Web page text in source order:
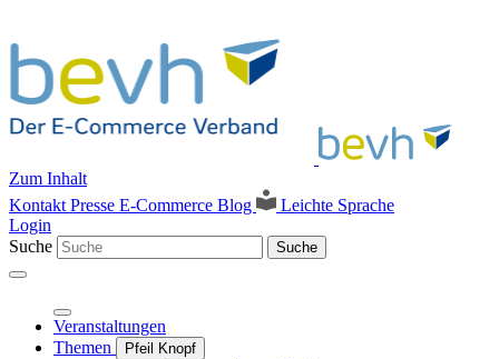
Zum Inhalt
Kontakt Presse E-Commerce Blog
Leichte Sprache
Login
Suche
Suche
Veranstaltungen
Themen
Pfeil Knopf